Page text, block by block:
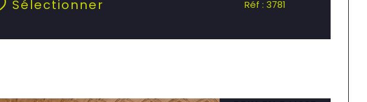
Sélectionner Réf : 3781